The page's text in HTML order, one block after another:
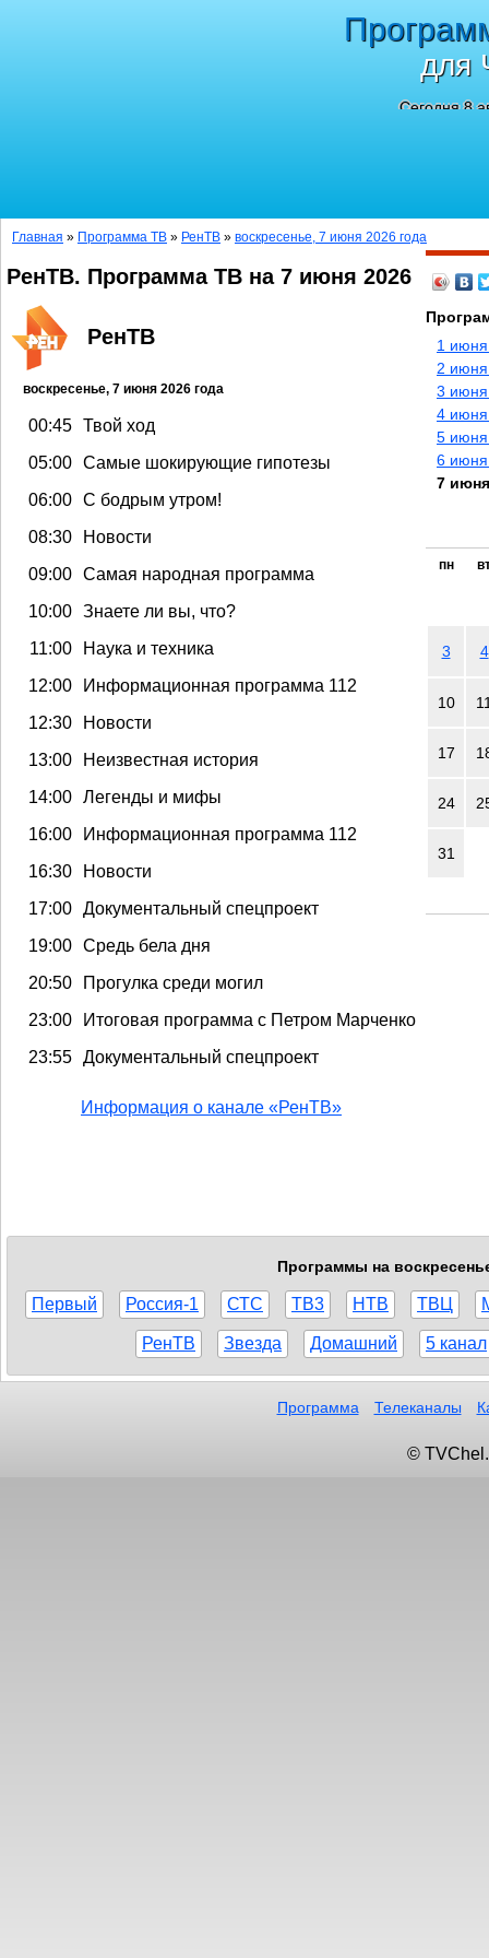
для
Сегодня 8
Главная » Программа ТВ » РенТВ » воскресенье, 7 июня 2026 года
РенТВ. Программа ТВ на 7 июня 2026
РенТВ
воскресенье, 7 июня 2026 года
00:45 Твой ход
05:00 Самые шокирующие гипотезы
06:00 С бодрым утром!
08:30
Новости
09:00 Самая народная программа
10:00 Знаете ли вы, что?
11:00
Наука и техника
12:00
Информационная программа 112
12:30
Новости
13:00
Неизвестная история
14:00 Легенды и мифы
16:00
Информационная программа 112
16:30
Новости
17:00 Документальный спецпроект
19:00 Средь бела дня
20:50
Прогулка среди могил
23:00
Итоговая программа с Петром Марченко
23:55 Документальный спецпроект
Информация о канале «РенТВ»
1
2
3
4
5
6
7
пн
3 4
10
17
24
31
Программы на
Первый Россия-1 СТС ТВ3 НТВ ТВЦ
РенТВ Звезда Домашний 5 канал
Программа Телеканалы
©